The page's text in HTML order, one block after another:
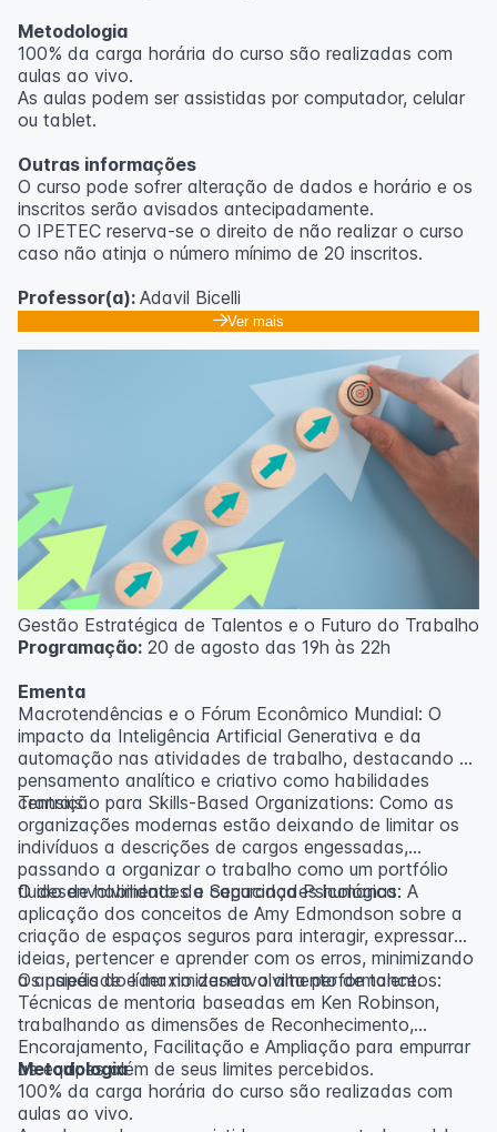
Metodologia
100% da carga horária do curso são realizadas com
aulas ao vivo.
As aulas podem ser assistidas por computador, celular
ou tablet.
Outras informações
O curso pode sofrer alteração de dados e horário e os
inscritos serão avisados ​​antecipadamente.
O IPETEC reserva-se o direito de não realizar o curso
caso não atinja o número mínimo de 20 inscritos.
Professor(a): Adavil Bicelli
Ver mais
Gestão Estratégica de Talentos e o Futuro do Trabalho
Programação: 20 de agosto das 19h às 22h
Ementa
Macrotendências e o Fórum Econômico Mundial: O
impacto da Inteligência Artificial Generativa e da
automação nas atividades de trabalho, destacando o
pensamento analítico e criativo como habilidades
centrais.
Transição para Skills-Based Organizations: Como as
organizações modernas estão deixando de limitar os
indivíduos a descrições de cargos engessadas,
passando a organizar o trabalho como um portfólio
fluido de habilidades e capacidades humanas.
O desenvolvimento da Segurança Psicológica: A
aplicação dos conceitos de Amy Edmondson sobre a
criação de espaços seguros para interagir, expressar
ideias, pertencer e aprender com os erros, minimizando
a ansiedade e maximizando a alta performance.
Os papéis do líder no desenvolvimento de talentos:
Técnicas de mentoria baseadas em Ken Robinson,
trabalhando as dimensões de Reconhecimento,
Encorajamento, Facilitação e Ampliação para empurrar
as equipes além de seus limites percebidos.
Metodologia
100% da carga horária do curso são realizadas com
aulas ao vivo.